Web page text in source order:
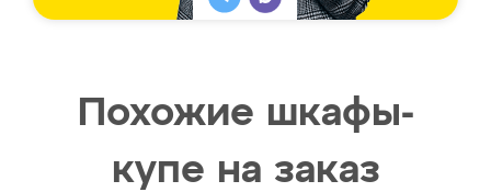
Похожие шкафы-
купе на заказ